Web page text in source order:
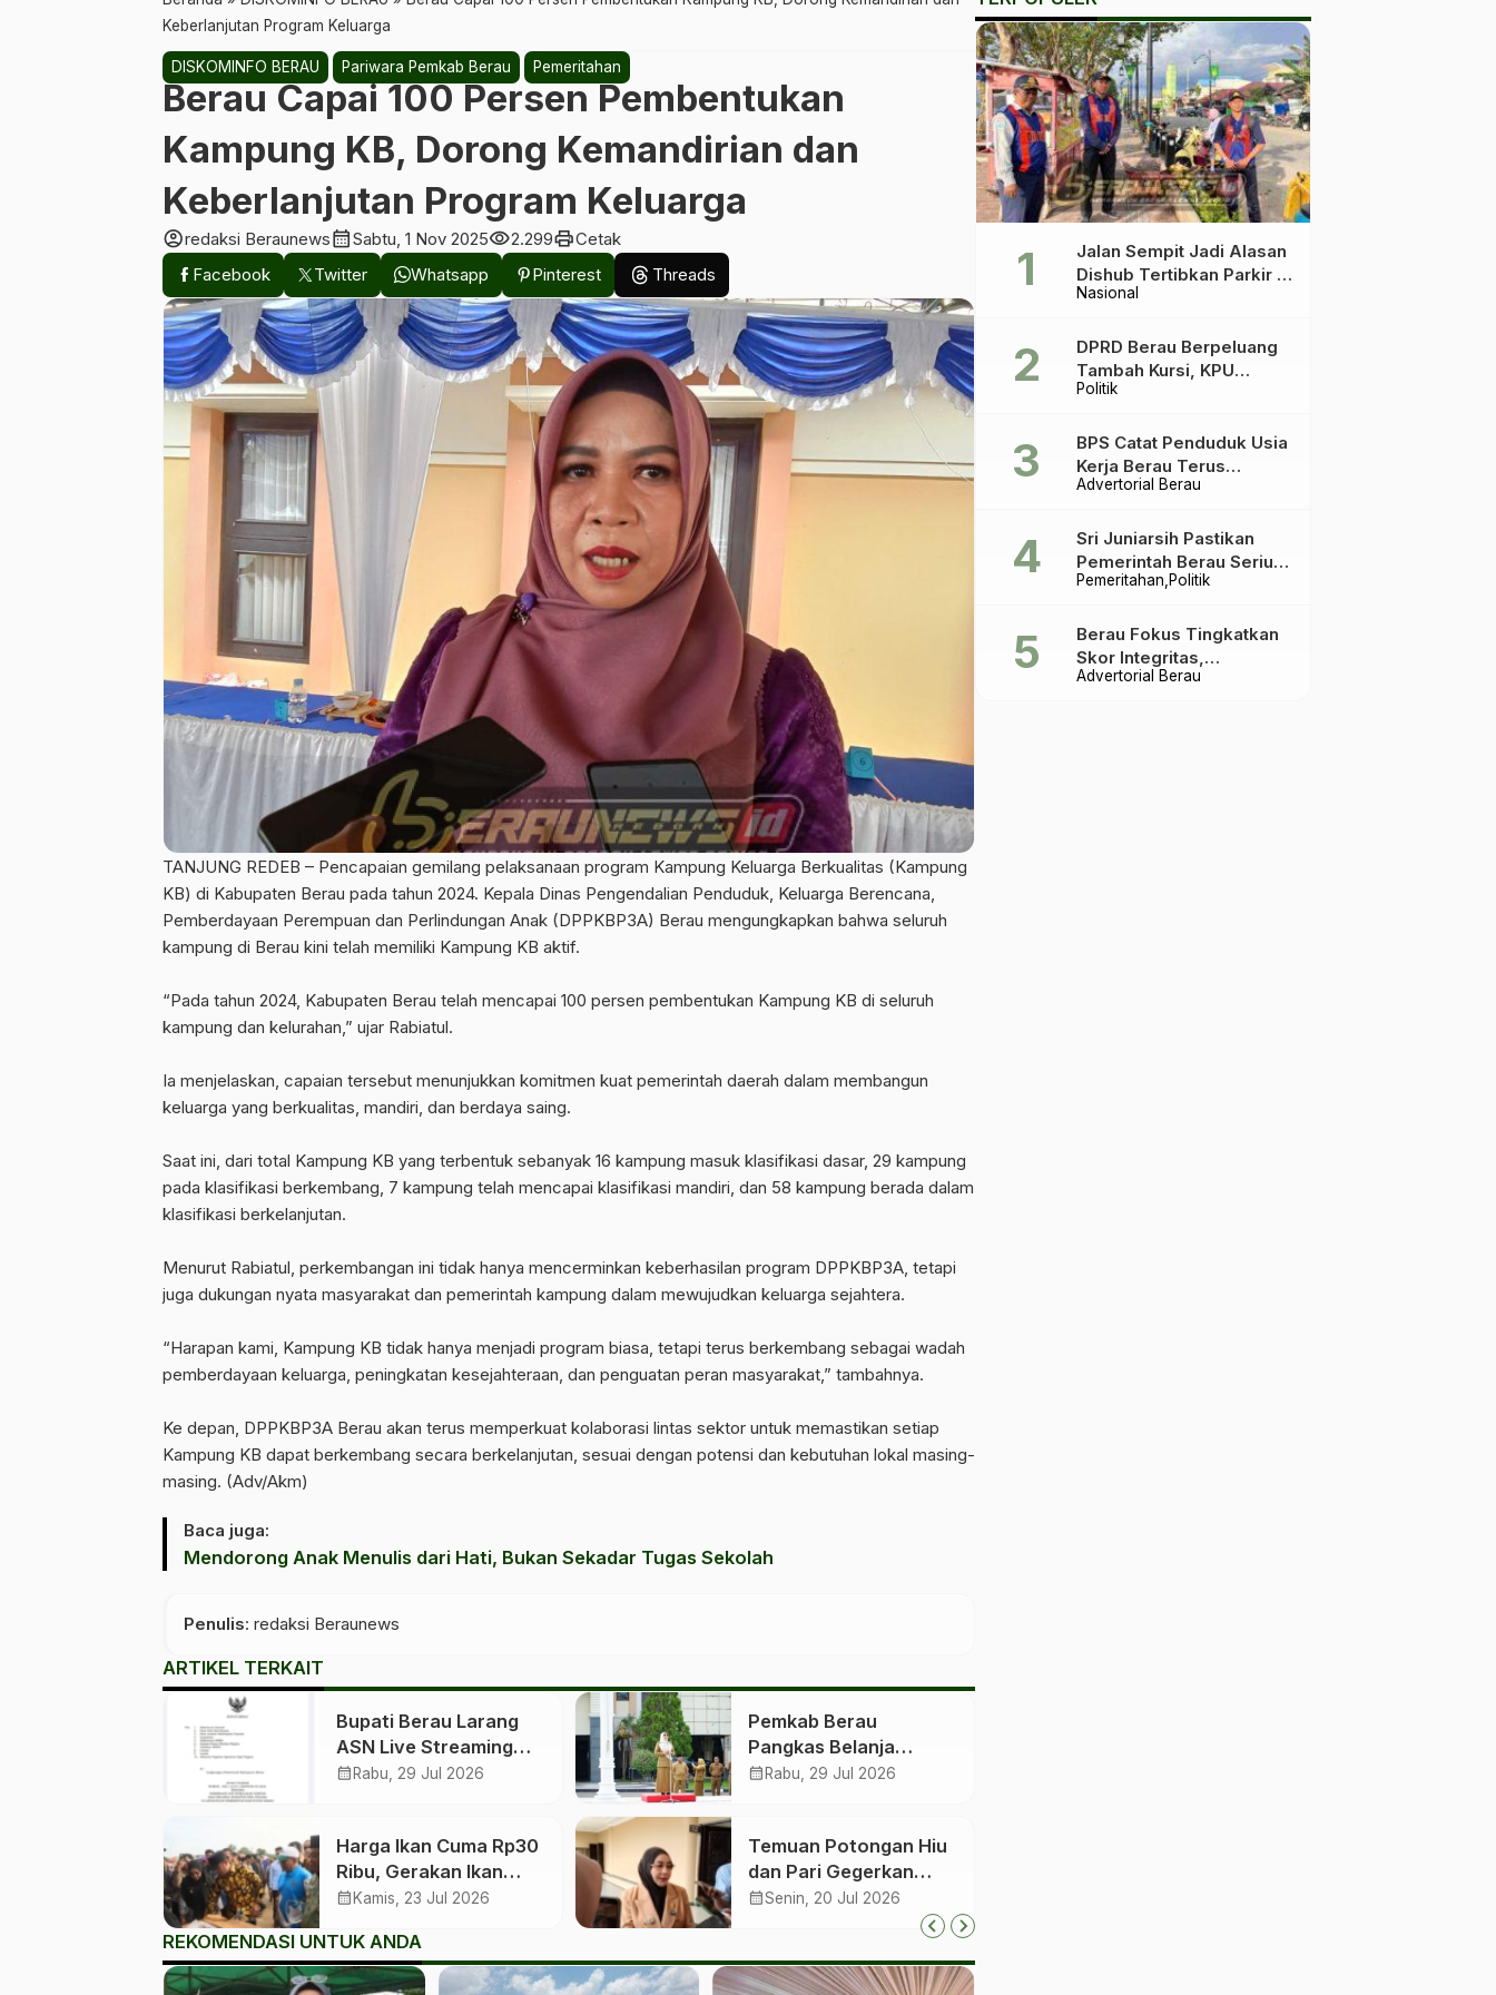
Keberlanjutan Program Keluarga
DISKOMINFO BERAU Pariwara Pemkab Berau Pemeritahan
‎Berau Capai 100 Persen Pembentukan
Kampung KB, Dorong Kemandirian dan
Keberlanjutan Program Keluarga
account_circleredaksi Beraunewscalendar_monthSabtu, 1 Nov 2025visibility2.299printCetak
Facebook
Twitter Whatsapp Pinterest Threads
TANJUNG REDEB – Pencapaian gemilang pelaksanaan program Kampung Keluarga Berkualitas (Kampung
KB) di Kabupaten Berau pada tahun 2024. Kepala Dinas Pengendalian Penduduk, Keluarga Berencana,
Pemberdayaan Perempuan dan Perlindungan Anak (DPPKBP3A) Berau mengungkapkan bahwa seluruh
kampung di Berau kini telah memiliki Kampung KB aktif.
‎“Pada tahun 2024, Kabupaten Berau telah mencapai 100 persen pembentukan Kampung KB di seluruh
kampung dan kelurahan,” ujar Rabiatul.
‎Ia menjelaskan, capaian tersebut menunjukkan komitmen kuat pemerintah daerah dalam membangun
keluarga yang berkualitas, mandiri, dan berdaya saing.
‎Saat ini, dari total Kampung KB yang terbentuk sebanyak 16 kampung masuk klasifikasi dasar, 29 kampung
pada klasifikasi berkembang, 7 kampung telah mencapai klasifikasi mandiri, dan 58 kampung berada dalam
klasifikasi berkelanjutan.
‎Menurut Rabiatul, perkembangan ini tidak hanya mencerminkan keberhasilan program DPPKBP3A, tetapi
juga dukungan nyata masyarakat dan pemerintah kampung dalam mewujudkan keluarga sejahtera.
‎“Harapan kami, Kampung KB tidak hanya menjadi program biasa, tetapi terus berkembang sebagai wadah
pemberdayaan keluarga, peningkatan kesejahteraan, dan penguatan peran masyarakat,” tambahnya.
‎Ke depan, DPPKBP3A Berau akan terus memperkuat kolaborasi lintas sektor untuk memastikan setiap
Kampung KB dapat berkembang secara berkelanjutan, sesuai dengan potensi dan kebutuhan lokal masing-
masing. (Adv/Akm)
Baca juga:
Mendorong Anak Menulis dari Hati, Bukan Sekadar Tugas Sekolah
Penulis: redaksi Beraunews
ARTIKEL TERKAIT
Bupati Berau Larang
ASN Live Streaming
dan Nongkrong di Kafe
calendar_monthRabu, 29 Jul 2026
Pemkab Berau
Pangkas Belanja
Nonprioritas, TPP PNS
calendar_monthRabu, 29 Jul 2026
Harga Ikan Cuma Rp30
Ribu, Gerakan Ikan
Murah Berau Terus
Kecamatan
calendar_monthKamis, 23 Jul 2026
Temuan Potongan Hiu
dan Pari Gegerkan
Derawan, Bupati Desak
calendar_monthSenin, 20 Jul 2026
REKOMENDASI UNTUK ANDA
Nasional
Jalan Sempit Jadi Alasan
Dishub Tertibkan Parkir di
Tepian Teratai
Politik
DPRD Berau Berpeluang
Tambah Kursi, KPU
Ingatkan Acuannya UU
Advertorial Berau
BPS Catat Penduduk Usia
Kerja Berau Terus
Meningkat Dua Tahun
Pemeritahan Politik
Sri Juniarsih Pastikan
Pemerintah Berau Serius
Tangani Reboisasi dan
Advertorial Berau
Berau Fokus Tingkatkan
Skor Integritas,
Rekomendasi KPK Jadi